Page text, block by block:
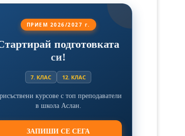
ПРИЕМ 2026/2027 г.
подготовката
си!
7. КЛАС 12. КЛАС
курсове с топ преподаватели
в школа Аслан.
ЗАПИШИ СЕ СЕГА